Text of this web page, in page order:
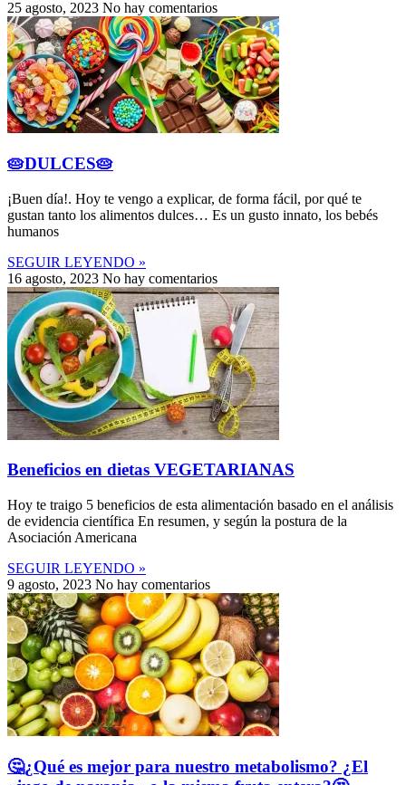
25 agosto, 2023 No hay comentarios
🥧DULCES🥧
¡Buen día!. Hoy te vengo a explicar, de forma fácil, por qué te
gustan tanto los alimentos dulces… Es un gusto innato, los bebés
humanos
SEGUIR LEYENDO »
16 agosto, 2023 No hay comentarios
Beneficios en dietas VEGETARIANAS
Hoy te traigo 5 beneficios de esta alimentación basado en el análisis
de evidencia científica En resumen, y según la postura de la
Asociación Americana
SEGUIR LEYENDO »
9 agosto, 2023 No hay comentarios
🤔¿Qué es mejor para nuestro metabolismo? ¿El